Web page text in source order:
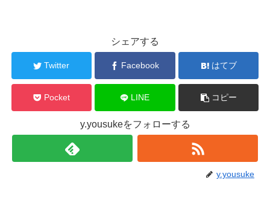
シェアする
Twitter Facebook はてブ
Pocket LINE コピー
y.yousukeをフォローする
y.yousuke